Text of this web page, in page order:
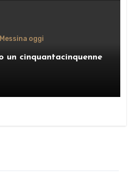
oggi
un cinquantacinquenne